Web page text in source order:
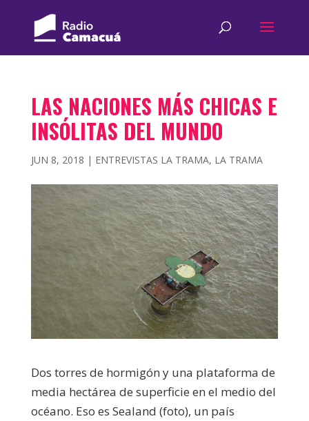
LAS NACIONES MÁS CHICAS E
INSÓLITAS DEL MUNDO
JUN 8, 2018 | ENTREVISTAS LA TRAMA, LA TRAMA
Dos torres de hormigón y una plataforma de
media hectárea de superficie en el medio del
océano. Eso es Sealand (foto), un país